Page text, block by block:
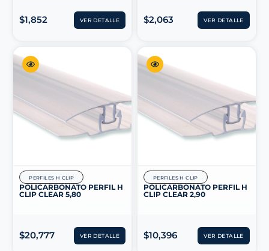
$1,852 VER DETALLE $2,063 VER DETALLE
PERFILES H CLIP
POLICARBONATO PERFIL H
CLIP CLEAR 5,80
$20,777 VER DETALLE
PERFILES H CLIP
POLICARBONATO PERFIL H
CLIP CLEAR 2,90
$10,396 VER DETALLE